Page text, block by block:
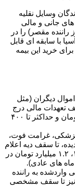
وسایل نقلیه
جانی و مالی
مقصر) را در
با سابقه ای قابل
خرید این بیمه
دیگران (مثل
تعهدات مالی درج
شده در بیمه نامه (حداقل ۲۰ میلیون تومان و حداکثر تا ۴۰۰
غرامت فوت،
تا سقف دیه اعلام
شده توسط قوه قضاییه (در سال ۱۴۰۳، ۱.۲ میلیارد تومان در
به راننده
تا سقف مشخصی